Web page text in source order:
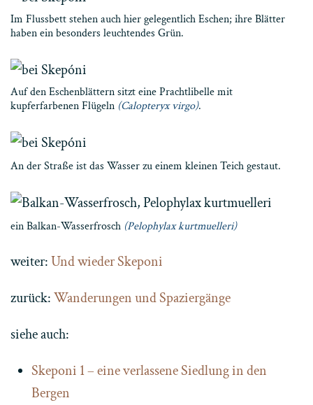
Im Flussbett stehen auch hier gelegentlich Eschen; ihre Blätter
haben ein besonders leuchtendes Grün.
Auf den Eschenblättern sitzt eine Prachtlibelle mit
kupferfarbenen Flügeln (Calopteryx virgo).
An der Straße ist das Wasser zu einem kleinen Teich gestaut.
ein Balkan-Wasserfrosch (Pelophylax kurtmuelleri)
weiter:Und wieder Skeponi
zurück:Wanderungen und Spaziergänge
siehe auch:
Skeponi 1 – eine verlassene Siedlung in den
Bergen